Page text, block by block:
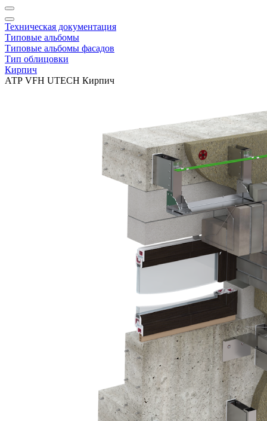
Техническая документация
Типовые альбомы
Типовые альбомы фасадов
Тип облицовки
Кирпич
АТР VFH UTECH Кирпич